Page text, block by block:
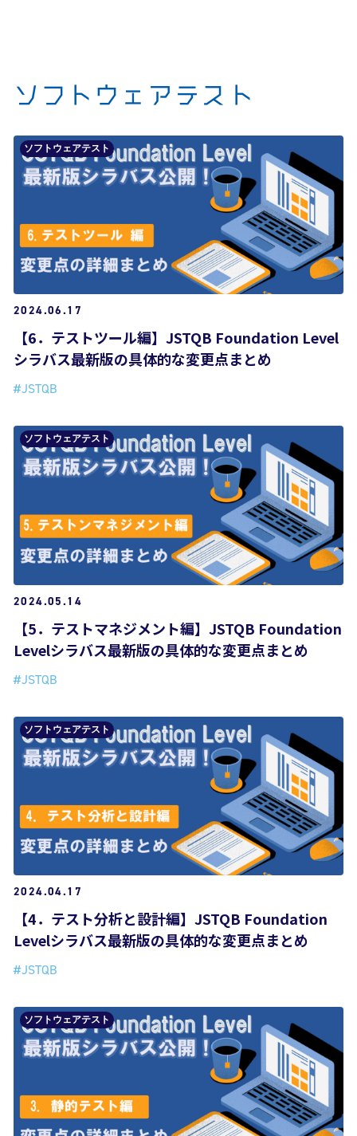
ソフトウェアテスト
ソフトウェアテスト
2024.06.17
【6．テストツール編】JSTQB Foundation Level
シラバス最新版の具体的な変更点まとめ
#JSTQB
ソフトウェアテスト
2024.05.14
【5．テストマネジメント編】JSTQB Foundation
Levelシラバス最新版の具体的な変更点まとめ
#JSTQB
ソフトウェアテスト
2024.04.17
【4．テスト分析と設計編】JSTQB Foundation
Levelシラバス最新版の具体的な変更点まとめ
#JSTQB
ソフトウェアテスト